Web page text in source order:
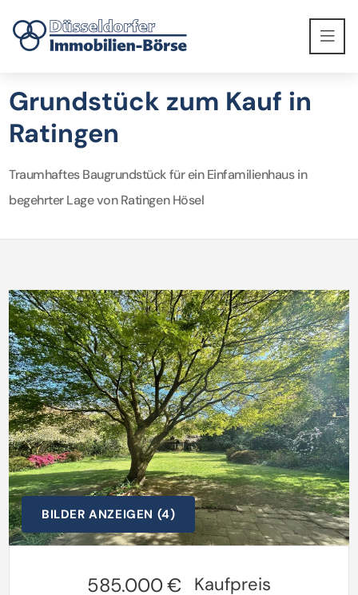
Grundstück zum Kauf in
Ratingen
Traumhaftes Baugrundstück für ein Einfamilienhaus in
begehrter Lage von Ratingen Hösel
BILDER ANZEIGEN (4)
585.000 € Kaufpreis